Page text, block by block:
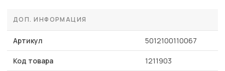
ДОП. ИНФОРМАЦИЯ
Артикул 5012100110067
Код товара 1211903